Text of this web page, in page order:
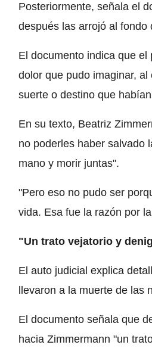
Posteriormente, señala el
después las arrojó al
El documento indica que
dolor que pudo imaginar,
suerte o destino que
En su texto, Beatriz
no poderles haber salvado
mano y morir juntas".
"Pero eso no pudo ser
vida. Esa fue la razón por
"Un trato vejatorio y
El auto judicial explica
llevaron a la muerte de las
El documento señala que
hacia Zimmermann "un